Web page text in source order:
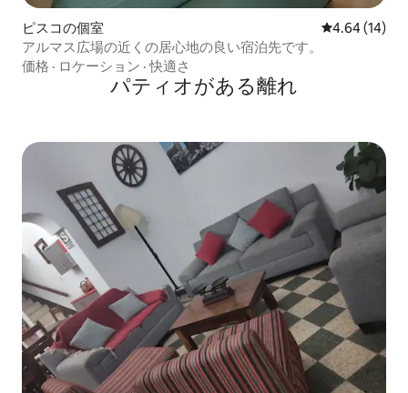
ピスコの個室 レビュー14
4.64 (14)
アルマス広場の近くの居心地の良い宿泊先です。
価格 · ロケーション ·快適さ
パティオがある離れ